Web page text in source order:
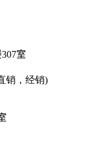
307室
销，经销)